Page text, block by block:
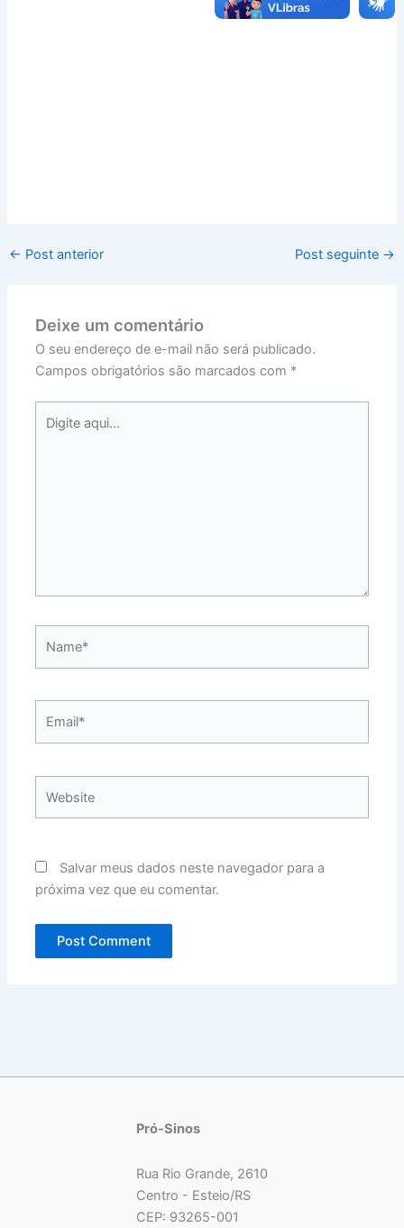
← Post anterior Post seguinte →
Deixe um comentário
O seu endereço de e-mail não será publicado.
Campos obrigatórios são marcados com *
aqui...
Salvar meus dados neste navegador para a
próxima vez que eu comentar.
Pró-Sinos
Rua Rio Grande, 2610
Centro - Esteio/RS
CEP: 93265-001